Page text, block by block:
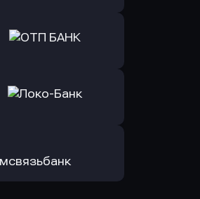
Оправить заявку
Оправить заявку
в Локо-Банк